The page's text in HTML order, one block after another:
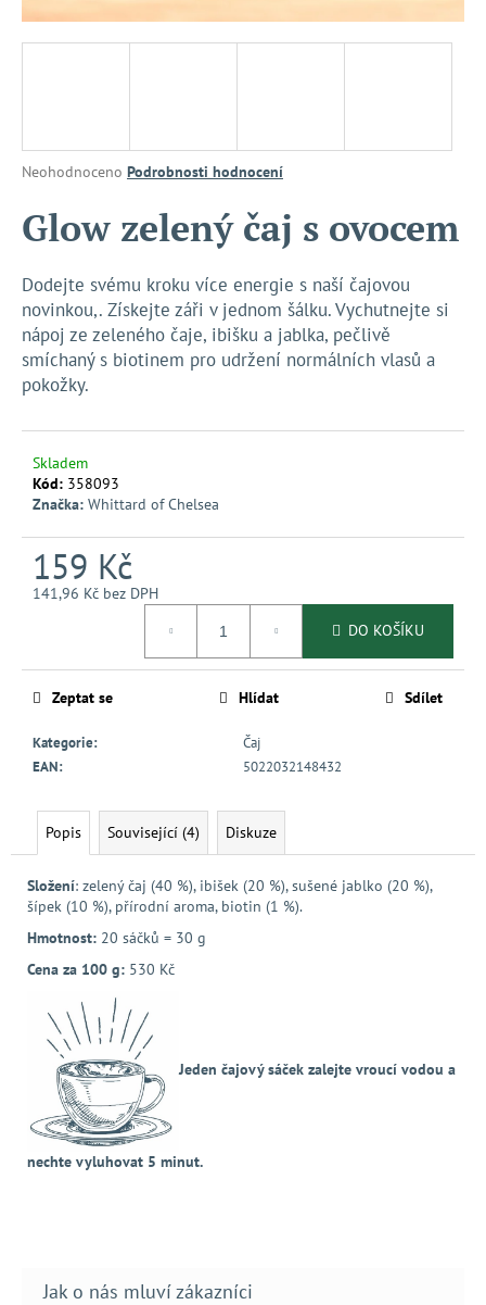
Průměrné
produktu
je
z
5
hvězdiček.
Neohodnoceno Podrobnosti hodnocení
Glow zelený čaj s ovocem
Dodejte svému kroku více energie s naší čajovou
novinkou,. Získejte záři v jednom šálku. Vychutnejte si
nápoj ze zeleného čaje, ibišku a jablka, pečlivě
smíchaný s biotinem pro udržení normálních vlasů a
pokožky.
Skladem
Kód: 358093
Značka: Whittard of Chelsea
159 Kč
141,96 Kč bez DPH
DO KOŠÍKU
Kategorie:
Čaj
EAN: 5022032148432
Zeptat se Hlídat Sdílet
Popis Související (4) Diskuze
Složení: zelený čaj (40 %), ibišek (20 %), sušené jablko (20 %),
šípek (10 %), přírodní aroma, biotin (1 %).
Hmotnost: 20 sáčků = 30 g
Cena za 100 g: 530 Kč
Jeden čajový sáček zalejte vroucí vodou a
nechte vyluhovat 5 minut.
a
?
D
o
p
u
u
j
m